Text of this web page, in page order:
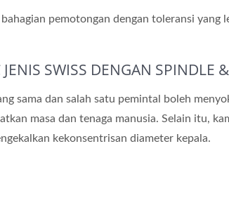
pemotongan dengan toleransi yang
SWISS DENGAN SPINDLE
sama dan salah satu pemintal boleh
masa dan tenaga manusia. Selain itu,
kekonsentrisan diameter kepala.